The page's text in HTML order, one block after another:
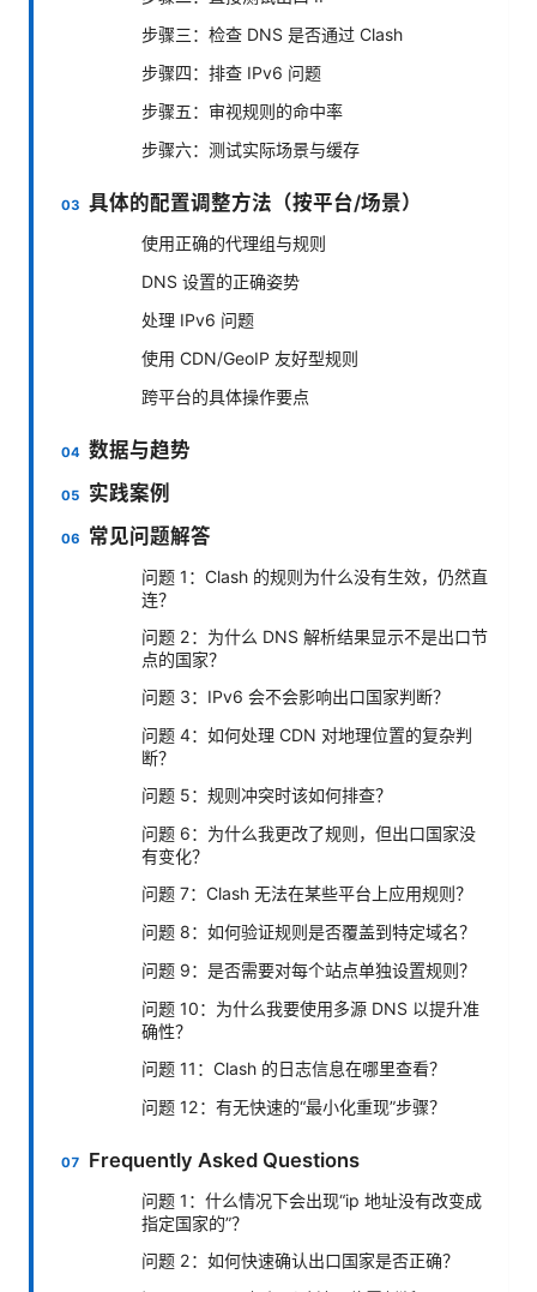
步骤三：检查 DNS 是否通过 Clash
步骤四：排查 IPv6 问题
步骤五：审视规则的命中率
步骤六：测试实际场景与缓存
具体的配置调整方法（按平台/场景）
使用正确的代理组与规则
DNS 设置的正确姿势
处理 IPv6 问题
使用 CDN/GeoIP 友好型规则
跨平台的具体操作要点
数据与趋势
实践案例
常见问题解答
问题 1：Clash 的规则为什么没有生效，仍然直
连？
问题 2：为什么 DNS 解析结果显示不是出口节
点的国家？
问题 3：IPv6 会不会影响出口国家判断？
问题 4：如何处理 CDN 对地理位置的复杂判
断？
问题 5：规则冲突时该如何排查？
问题 6：为什么我更改了规则，但出口国家没
有变化？
问题 7：Clash 无法在某些平台上应用规则？
问题 8：如何验证规则是否覆盖到特定域名？
问题 9：是否需要对每个站点单独设置规则？
问题 10：为什么我要使用多源 DNS 以提升准
确性？
问题 11：Clash 的日志信息在哪里查看？
问题 12：有无快速的“最小化重现”步骤？
Frequently Asked Questions
问题 1：什么情况下会出现“ip 地址没有改变成
指定国家的”？
问题 2：如何快速确认出口国家是否正确？